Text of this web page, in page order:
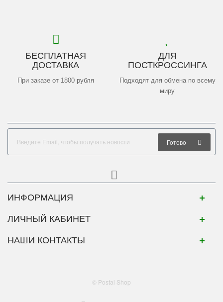
БЕСПЛАТНАЯ
ДОСТАВКА
При заказе от 1800 рубля
ДЛЯ
ПОСТКРОССИНГА
Подходят для обмена по всему
миру
Готово
ИНФОРМАЦИЯ
ЛИЧНЫЙ КАБИНЕТ
НАШИ КОНТАКТЫ
© Postal Shop